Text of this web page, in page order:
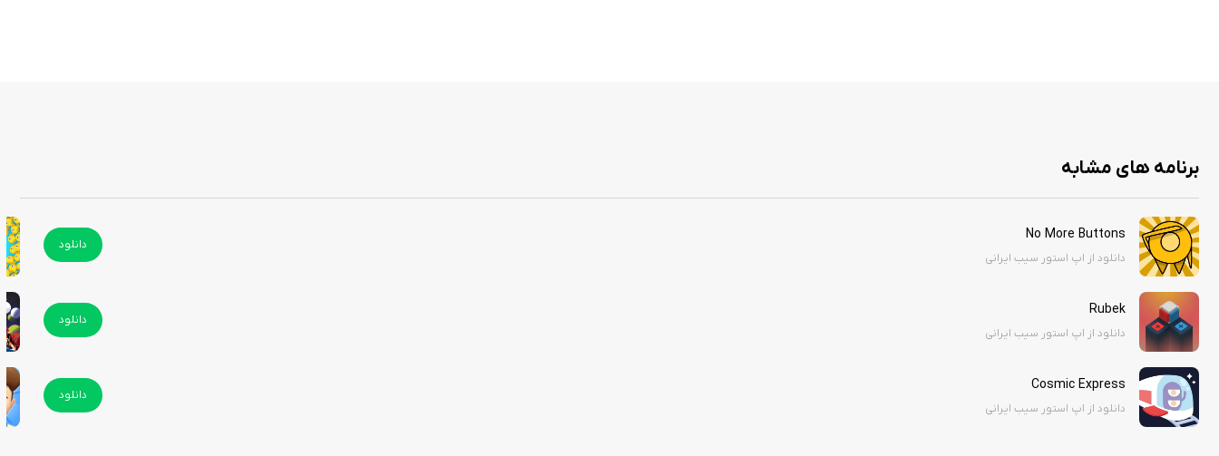
برنامه های مشابه
No More Buttons
دانلود از اپ استور سیب ایرانی
دانلود
Rubek
دانلود از اپ استور سیب ایرانی
دانلود
Cosmic Express
دانلود از اپ استور سیب ایرانی
دانلود